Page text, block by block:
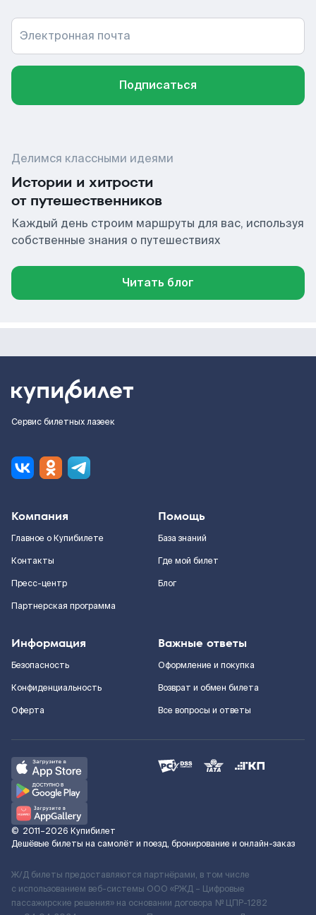
Электронная почта
Подписаться
Делимся классными идеями
Истории и хитрости
от путешественников
Каждый день строим маршруты для вас, используя
собственные знания о путешествиях
Читать блог
Сервис билетных лазеек
Компания
Главное о Купибилете
Контакты
Пресс-центр
Партнерская программа
Помощь
База знаний
Где мой билет
Блог
Информация
Безопасность
Конфиденциальность
Оферта
Важные ответы
Оформление и покупка
Возврат и обмен билета
Все вопросы и ответы
© 2011–2026 Купибилет
Дешёвые билеты на самолёт и поезд, бронирование и онлайн-заказ
Ж/Д билеты предоставляются партнёрами, в том числе
с использованием веб-системы ООО «РЖД – Цифровые
пассажирские решения» на основании договора № ЦПР-1282